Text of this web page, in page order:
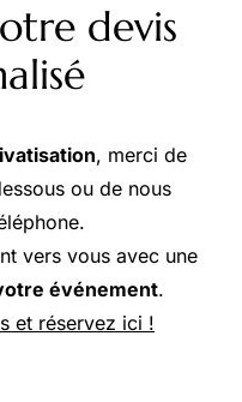
devis
, merci de
ou de nous
vers vous avec une
événement.
et réservez ici !